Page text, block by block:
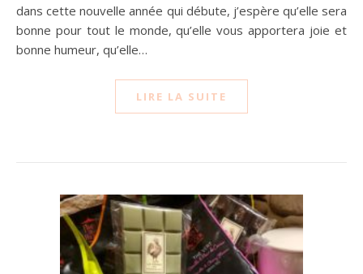
dans cette nouvelle année qui débute, j’espère qu’elle sera
bonne pour tout le monde, qu’elle vous apportera joie et
bonne humeur, qu’elle…
LIRE LA SUITE